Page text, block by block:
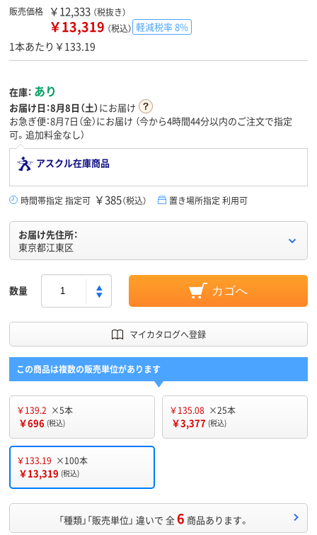
販売価格 ￥12,333 （税抜き）
￥13,319 （税込） 軽減税率 8%
1本あたり￥133.19
在庫： あり
お届け日：8月8日（土）にお届け
お急ぎ便：8月7日（金）にお届け （今から4時間43分以内のご注文で指定
可。追加料金なし）
アスクル在庫商品
時間帯指定 指定可 ￥385（税込） 置き場所指定 利用可
お届け先住所：
東京都江東区
数量 カゴへ
マイカタログへ登録
この商品は複数の販売単位があります
￥139.2 ×5本
￥696 (税込)
￥135.08 ×25本
￥3,377 (税込)
￥133.19 ×100本
￥13,319 (税込)
「種類」「販売単位」 違いで 全6 商品あります。